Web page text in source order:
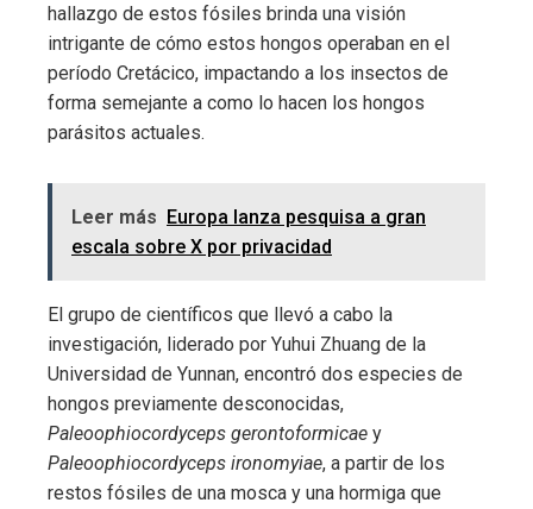
hallazgo de estos fósiles brinda una visión
intrigante de cómo estos hongos operaban en el
período Cretácico, impactando a los insectos de
forma semejante a como lo hacen los hongos
parásitos actuales.
Leer más Europa lanza pesquisa a gran
escala sobre X por privacidad
El grupo de científicos que llevó a cabo la
investigación, liderado por Yuhui Zhuang de la
Universidad de Yunnan, encontró dos especies de
hongos previamente desconocidas,
Paleoophiocordyceps gerontoformicae y
Paleoophiocordyceps ironomyiae, a partir de los
restos fósiles de una mosca y una hormiga que